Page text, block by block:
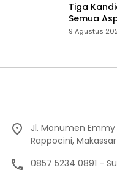
Tiga
Semua
9 Agustus
Jl. Monumen Emmy
Rappocini,
0857 5234 0891 -